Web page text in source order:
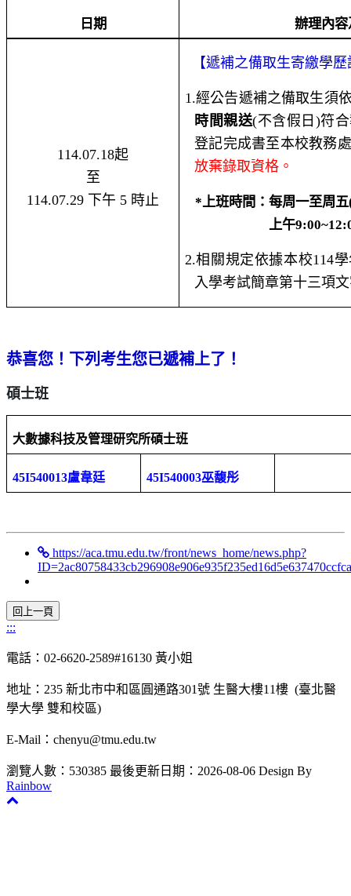
日期 辦理內
114.07.18起
至
114.07.29
下午 5 時止
【遞補之備取生寄繳學
1.經公告遞補之備取生須
時間親送(不含假日 )符
登記完成書至本校教務
放棄錄取資格。
*上班時間：每周一至周五
上午
2.相關規定依據本校114
入學考試簡章第十三項
恭喜您！下列考生您已遞補上了！
碩士班
大數據科技及管理研究所碩士班
45I540013盧韋廷 45I540003巫馥彤
https://aca.tmu.edu.tw/front/news_home/news.php?
:::
電話：02-6620-2589#16130 黃小姐
地址：235 新北市中和區圓通路301號 生醫大樓11樓 (臺北醫
學大學 雙和校區)
E-Mail：chenyu@tmu.edu.tw
瀏覽人數：530385 最後更新日期：2026-08-06 Design By
Rainbow